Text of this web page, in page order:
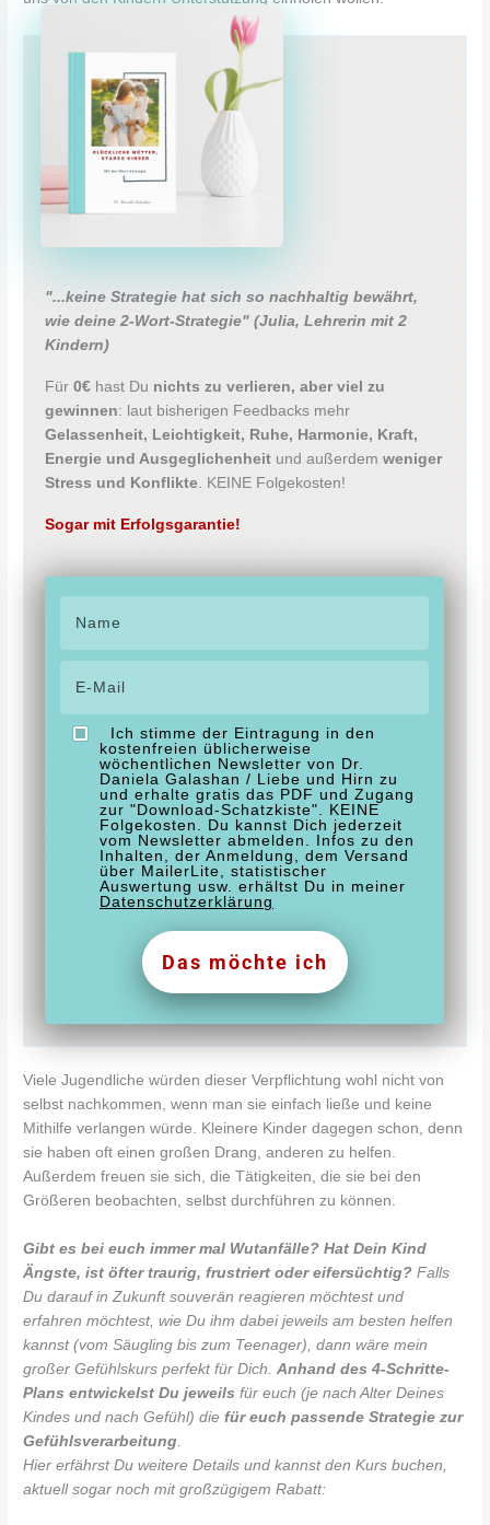
"...keine Strategie hat sich so nachhaltig bewährt,
wie deine 2-Wort-Strategie"(Julia, Lehrerin mit 2
Kindern)
Für0€ hast Du nichts zu verlieren, aber viel zu
gewinnen: laut bisherigen Feedbacks mehr
Gelassenheit, Leichtigkeit, Ruhe, Harmonie, Kraft,
Energie und Ausgeglichenheit und außerdemweniger
Stress und Konflikte . KEINE Folgekosten!
Sogar mit Erfolgsgarantie!
Ich stimme der Eintragung in den
kostenfreien üblicherweise
wöchentlichen Newsletter von Dr.
Daniela Galashan / Liebe und Hirn zu
und erhalte gratis das PDF und Zugang
zur "Download-Schatzkiste". KEINE
Folgekosten. Du kannst Dich jederzeit
vom Newsletter abmelden. Infos zu den
Inhalten, der Anmeldung, dem Versand
über MailerLite, statistischer
Auswertung usw. erhältst Du in meiner
Datenschutzerklärung
Das möchte ich
Viele Jugendliche würden dieser Verpflichtung wohl nicht von
selbst nachkommen, wenn man sie einfach ließe und keine
Mithilfe verlangen würde. Kleinere Kinder dagegen schon, denn
sie haben oft einen großen Drang, anderen zu helfen.
Außerdem freuen sie sich, die Tätigkeiten, die sie bei den
Größeren beobachten, selbst durchführen zu können.
Gibt es bei euch immer mal Wutanfälle? Hat Dein Kind
Ängste, ist öfter traurig, frustriert oder eifersüchtig? Falls
Du darauf in Zukunft souverän reagieren möchtest und
erfahren möchtest, wie Du ihm dabei jeweils am besten helfen
kannst (vom Säugling bis zum Teenager), dann wäre mein
großer Gefühlskurs perfekt für Dich.Anhand des 4-Schritte-
Plans entwickelst Du jeweilsfür euch (je nach Alter Deines
Kindes und nach Gefühl) diefür euch passende Strategie zur
Gefühlsverarbeitung
Hier erfährst Du weitere Details und kannst den Kurs buchen,
aktuell sogar noch mit großzügigem Rabatt: